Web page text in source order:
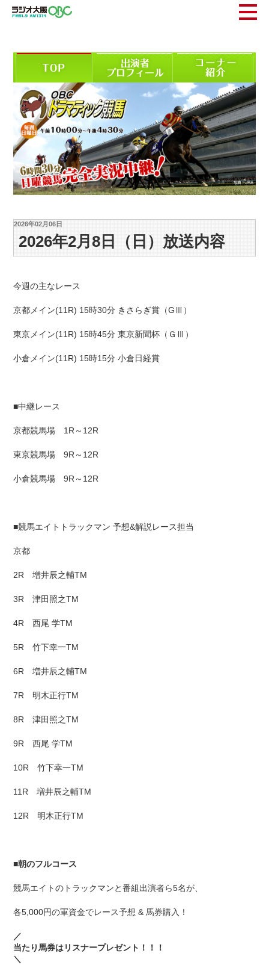
2026年02月06日
2026年2月8日（日）放送内容
今週の主なレース
京都メイン(11R) 15時30分 きさらぎ賞（GⅢ）
東京メイン(11R) 15時45分 東京新聞杯（ＧⅢ）
小倉メイン(11R) 15時15分 小倉日経賞
■中継レース
京都競馬場 1R～12R
東京競馬場 9R～12R
小倉競馬場 9R～12R
■競馬エイトトラックマン 予想&解説レース担当
京都
2R 増井辰之輔TM
3R 津田照之TM
4R 西尾 学TM
5R 竹下幸一TM
6R 増井辰之輔TM
7R 明木正行TM
8R 津田照之TM
9R 西尾 学TM
10R 竹下幸一TM
11R 増井辰之輔TM
12R 明木正行TM
■朝のフルコース
競馬エイトのトラックマンと番組出演者ら5名が、
各5,000円の軍資金でレース予想 & 馬券購入！
／
当たり馬券はリスナープレゼント！！！
＼